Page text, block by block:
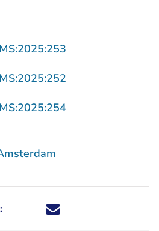
- U verlaat
Deel dit nieuwsbericht via X -
Deel dit nieuwsbericht via
Deel dit nieuwsbericht
Deel dit